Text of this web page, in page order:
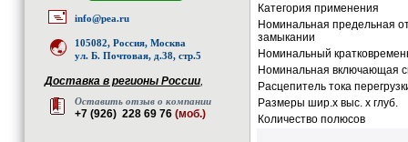
info@pea.ru
105082, Россия, Москва
ул. Б. Почтовая, д.38, стр.5
Доставка в регионы России,
Оставить отзыв о компании
+7 (926) 228 69 76 (моб.)
Категория применения
Номинальная предельная
замыкании
Номинальный
Номинальная включающая
Расцепитель тока
Размеры шир.x выс. x глуб.
Количество полюсов